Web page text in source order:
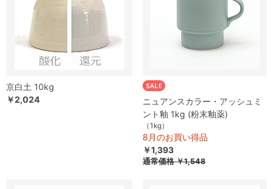
京白土 10kg
￥2,024
ニュアンスカラー・アッシュミ
ント釉 1kg (粉末釉薬)
（1kg）
8月のお買い得品
￥1,393
通常価格￥1,548